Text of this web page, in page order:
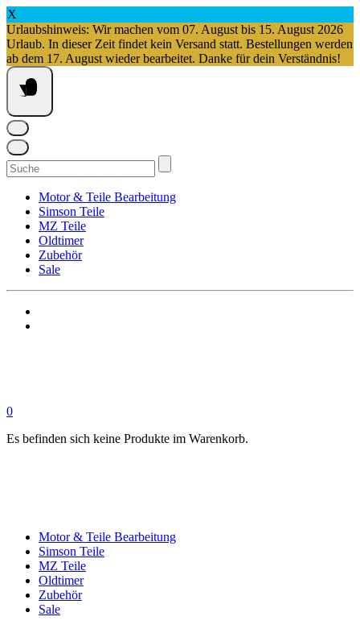
X
Urlaubshinweis: Wir machen vom 07. August bis 15. August 2026
Urlaub. In dieser Zeit findet kein Versand statt. Bestellungen werden
ab dem 17. August wieder bearbeitet. Danke für dein Verständnis!
Springe
zum
Inhalt
Suchen
nach:
Motor & Teile Bearbeitung
Simson Teile
MZ Teile
Oldtimer
Zubehör
Sale
0
Es befinden sich keine Produkte im Warenkorb.
Motor & Teile Bearbeitung
Simson Teile
MZ Teile
Oldtimer
Zubehör
Sale